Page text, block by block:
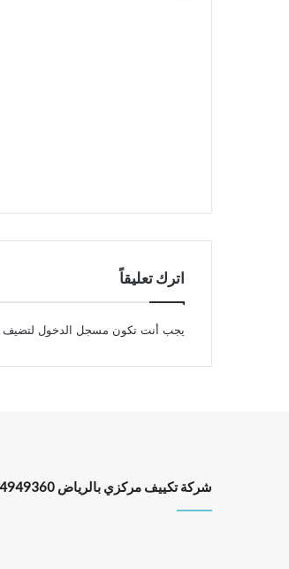
اترك تعليقاً
يجب أنت تكون مسجل الدخول لتضيف
شركة تكييف مركزي بالرياض 0544949360